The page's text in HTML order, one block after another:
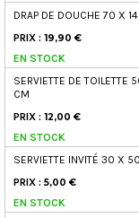
DRAP DE DOUCHE 70 X
PRIX : 19,90 €
EN STOCK
SERVIETTE DE TOILETTE
CM
PRIX : 12,00 €
EN STOCK
SERVIETTE INVITÉ 30 X
PRIX : 5,00 €
EN STOCK